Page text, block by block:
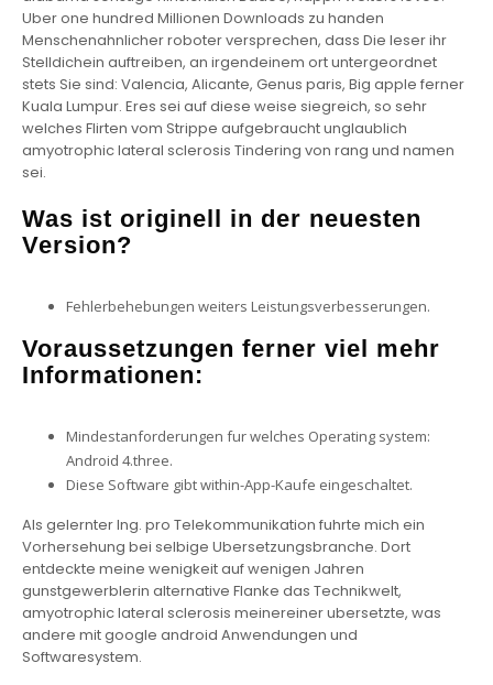
Uber one hundred Millionen Downloads zu handen
Menschenahnlicher roboter versprechen, dass Die leser ihr
Stelldichein auftreiben, an irgendeinem ort untergeordnet
stets Sie sind: Valencia, Alicante, Genus paris, Big apple ferner
Kuala Lumpur. Eres sei auf diese weise siegreich, so sehr
welches Flirten vom Strippe aufgebraucht unglaublich
amyotrophic lateral sclerosis Tindering von rang und namen
sei.
Was ist originell in der neuesten
Version?
Fehlerbehebungen weiters Leistungsverbesserungen.
Voraussetzungen ferner viel mehr
Informationen:
Mindestanforderungen fur welches Operating system:
Android 4.three.
Diese Software gibt within-App-Kaufe eingeschaltet.
Als gelernter Ing. pro Telekommunikation fuhrte mich ein
Vorhersehung bei selbige Ubersetzungsbranche. Dort
entdeckte meine wenigkeit auf wenigen Jahren
gunstgewerblerin alternative Flanke das Technikwelt,
amyotrophic lateral sclerosis meinereiner ubersetzte, was
andere mit google android Anwendungen und
Softwaresystem.